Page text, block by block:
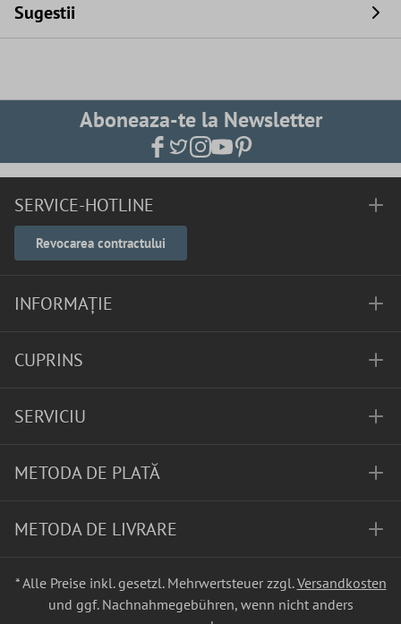
Sugestii
Aboneaza-te la Newsletter
SERVICE-HOTLINE
Revocarea contractului
INFORMAȚIE
CUPRINS
SERVICIU
METODA DE PLATĂ
METODA DE LIVRARE
* Alle Preise inkl. gesetzl. Mehrwertsteuer zzgl.Versandkosten
und ggf. Nachnahmegebühren, wenn nicht anders